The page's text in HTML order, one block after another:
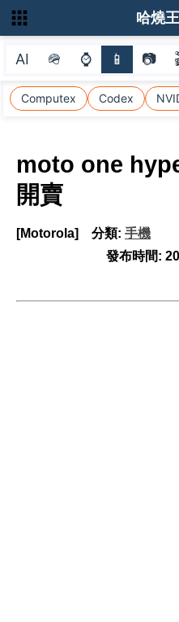
AI 🪖 ⌚ 📱 📷
Computex Codex
哈燒
moto one
開賣
[Motorola] 分類: 手機
發布時間: